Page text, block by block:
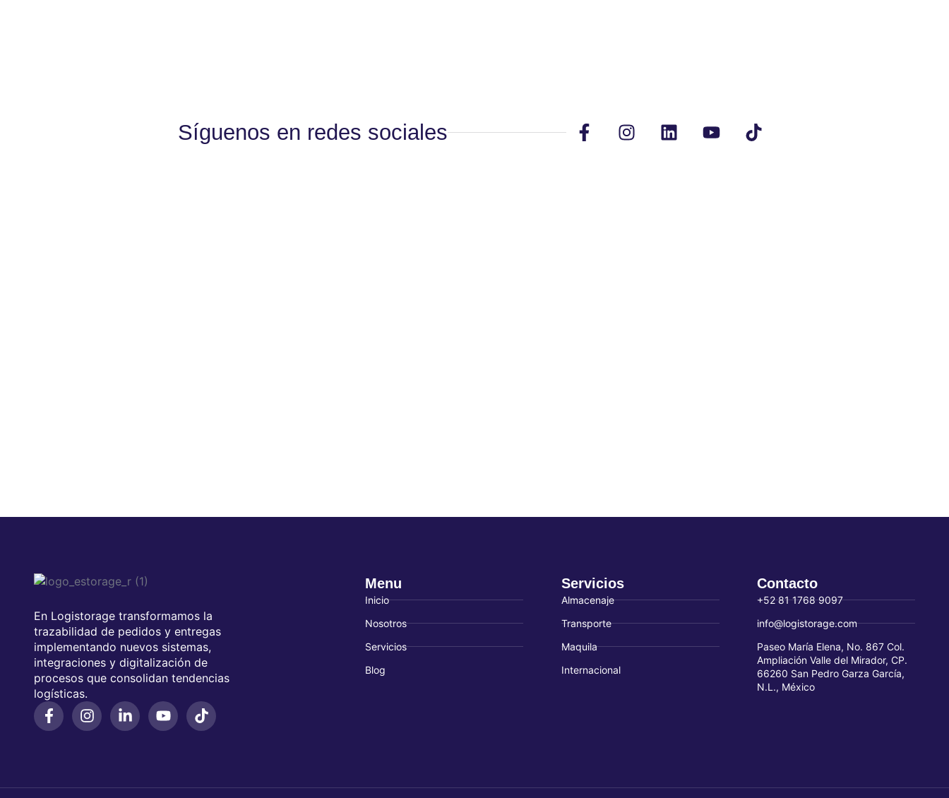
Síguenos en redes sociales
En Logistorage transformamos la
trazabilidad de pedidos y entregas
implementando nuevos sistemas,
integraciones y digitalización de
procesos que consolidan tendencias
logísticas.
Menu
Inicio
Nosotros
Servicios
Blog
Servicios
Almacenaje
Transporte
Maquila
Internacional
Contacto
+52 81 1768 9097
info@logistorage.com
Paseo María Elena, No. 867 Col.
Ampliación Valle del Mirador, CP.
66260 San Pedro Garza García,
N.L., México